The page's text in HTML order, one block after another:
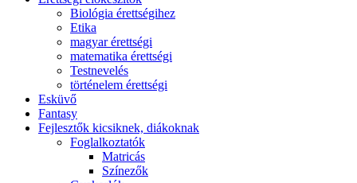
Biológia érettségihez
Etika
magyar érettségi
matematika érettségi
Testnevelés
történelem érettségi
Esküvő
Fantasy
Fejlesztők kicsiknek, diákoknak
Foglalkoztatók
Matricás
Színezők